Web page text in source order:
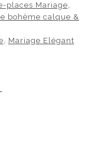
places Mariage,
bohème calque &
, Mariage Elégant